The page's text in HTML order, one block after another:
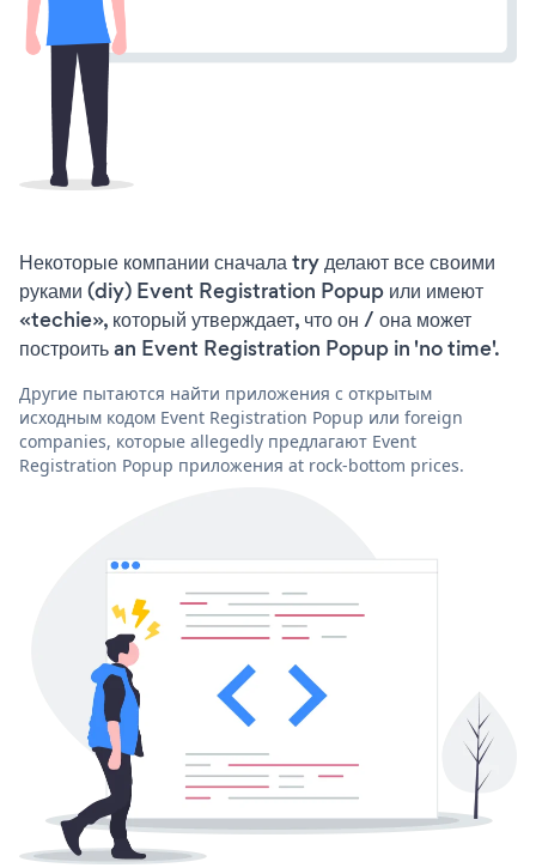
Некоторые компании сначала try делают все своими
руками (diy) Event Registration Popup или имеют
«techie», который утверждает, что он / она может
построить an Event Registration Popup in 'no time'.
Другие пытаются найти приложения с открытым
исходным кодом Event Registration Popup или foreign
companies, которые allegedly предлагают Event
Registration Popup приложения at rock-bottom prices.